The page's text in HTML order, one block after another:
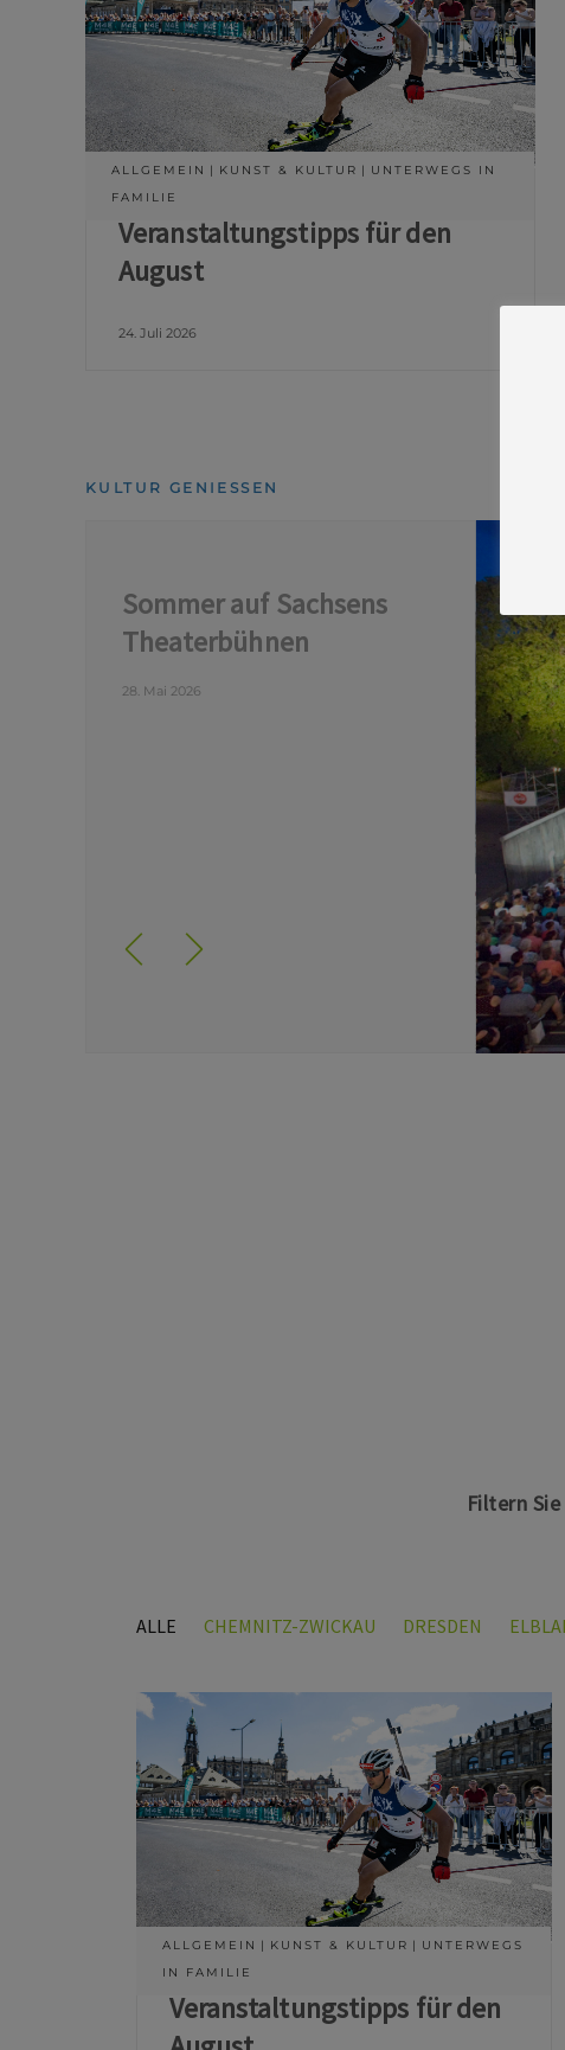
ALLGEMEIN KUNST & KULTUR
UNTERWEGS IN
FAMILIE
Veranstaltungstipps für den
August
24. Juli 2026
KULTUR GENIESSEN
Sommer auf Sachsens
Theaterbühnen
28. Mai 2026
Filtern
ALLE CHEMNITZ-ZWICKAU DRESDEN
ALLGEMEIN KUNST & KULTUR
UNTERWEGS
IN FAMILIE
Veranstaltungstipps für den